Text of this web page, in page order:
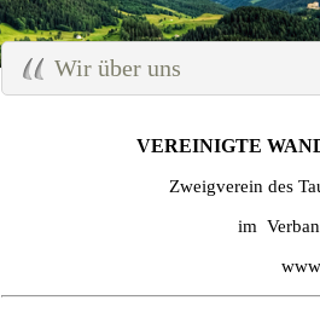
Wir über uns
VEREINIGTE
Zweigverein des
im